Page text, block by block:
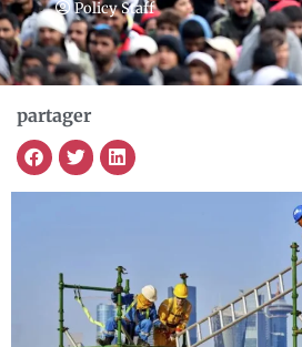
Policy Staff
partager